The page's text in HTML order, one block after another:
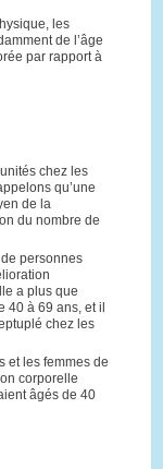
les
de l’âge
par rapport à
chez les
qu’une
de la
du nombre de
personnes
a plus que
40 à 69 ans, et il
chez les
et les femmes de
corporelle
âgés de 40